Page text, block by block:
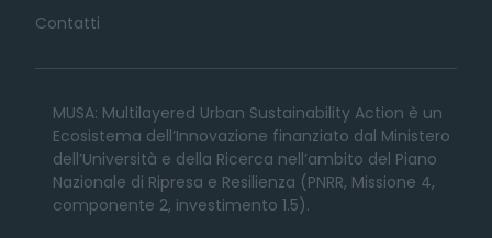
Contatti
MUSA: Multilayered Urban Sustainability Action è un
Ecosistema dell’Innovazione finanziato dal Ministero
dell’Università e della Ricerca nell’ambito del Piano
Nazionale di Ripresa e Resilienza (PNRR, Missione 4,
componente 2, investimento 1.5).